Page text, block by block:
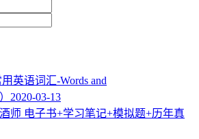
英语词汇-Words and
2020-03-13
师 电子书+学习笔记+模拟题+历年真